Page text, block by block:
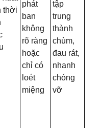
thời
phát
ban
không
rõ ràng
hoặc
chỉ có
loét
miệng
tập
trung
thành
chùm,
đau rát,
nhanh
chóng
vỡ